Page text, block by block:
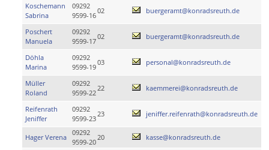
Koschemann
Sabrina
09292
9599-16
02 buergeramt@konradsreuth.de
Poschert
Manuela
09292
9599-17
02 buergeramt@konradsreuth.de
Döhla
Marina
09292
9599-19
03 personal@konradsreuth.de
Müller
Roland
09292
9599-22
22 kaemmerei@konradsreuth.de
Reifenrath
Jeniffer
09292
9599-23
23 jeniffer.reifenrath@konradsreuth.de
Hager Verena
09292
9599-20
20 kasse@konradsreuth.de